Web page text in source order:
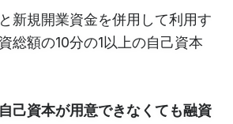
新規開業資金を併用して利用す
総額の10分の1以上の自己資本
自己資本が用意できなくても融資